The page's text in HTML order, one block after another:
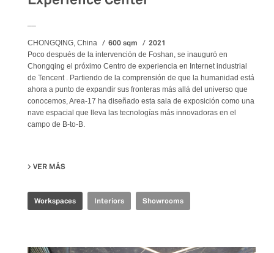
CHONGQING, China 600 sqm 2021
Poco después de la intervención de Foshan, se inauguró en
Chongqing el próximo Centro de experiencia en Internet industrial
de Tencent . Partiendo de la comprensión de que la humanidad está
ahora a punto de expandir sus fronteras más allá del universo que
conocemos, Area-17 ha diseñado esta sala de exposición como una
nave espacial que lleva las tecnologías más innovadoras en el
campo de B-to-B.
VER MÁS
Workspaces Interiors Showrooms